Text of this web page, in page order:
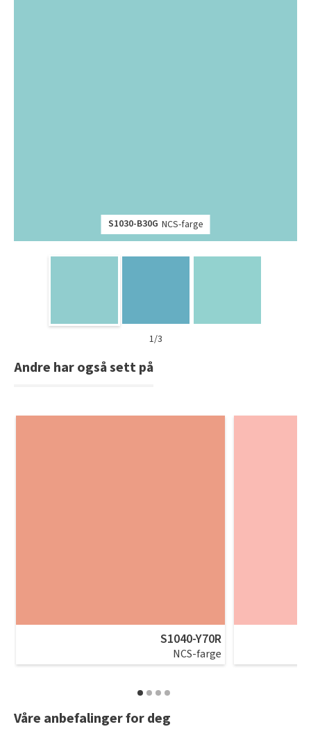
S1030-B30G NCS-farge
1/3
Andre har også sett på
S1040-Y70R
NCS-farge
Våre anbefalinger for deg